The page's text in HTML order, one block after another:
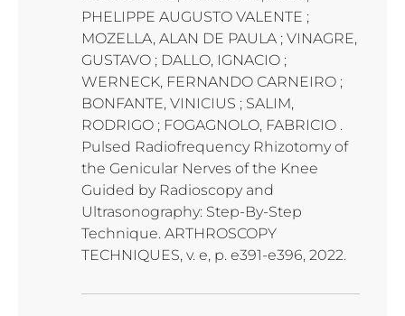
PHELIPPE AUGUSTO VALENTE ;
MOZELLA, ALAN DE PAULA ; VINAGRE,
GUSTAVO ; DALLO, IGNACIO ;
WERNECK, FERNANDO CARNEIRO ;
BONFANTE, VINICIUS ; SALIM,
RODRIGO ; FOGAGNOLO, FABRICIO .
Pulsed Radiofrequency Rhizotomy of
the Genicular Nerves of the Knee
Guided by Radioscopy and
Ultrasonography: Step-By-Step
Technique. ARTHROSCOPY
TECHNIQUES, v. e, p. e391-e396, 2022.